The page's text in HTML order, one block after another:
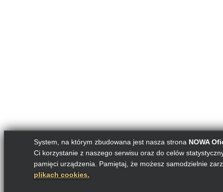
System, na którym zbudowana jest nasza strona NOWA
Ci korzystanie z naszego serwisu oraz do celów
pamięci urządzenia. Pamiętaj, że możesz samodzielnie
plikach cookies.